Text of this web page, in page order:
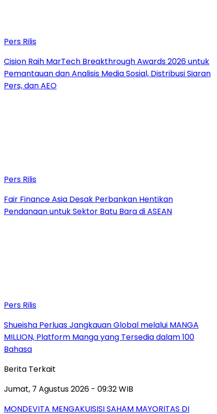
Pers Rilis
Cision Raih MarTech Breakthrough Awards 2026 untuk
Pemantauan dan Analisis Media Sosial, Distribusi Siaran
Pers, dan AEO
Pers Rilis
Fair Finance Asia Desak Perbankan Hentikan
Pendanaan untuk Sektor Batu Bara di ASEAN
Pers Rilis
Shueisha Perluas Jangkauan Global melalui MANGA
MILLION, Platform Manga yang Tersedia dalam 100
Bahasa
Berita Terkait
Jumat, 7 Agustus 2026 - 09:32 WIB
MONDEVITA MENGAKUISISI SAHAM MAYORITAS DI